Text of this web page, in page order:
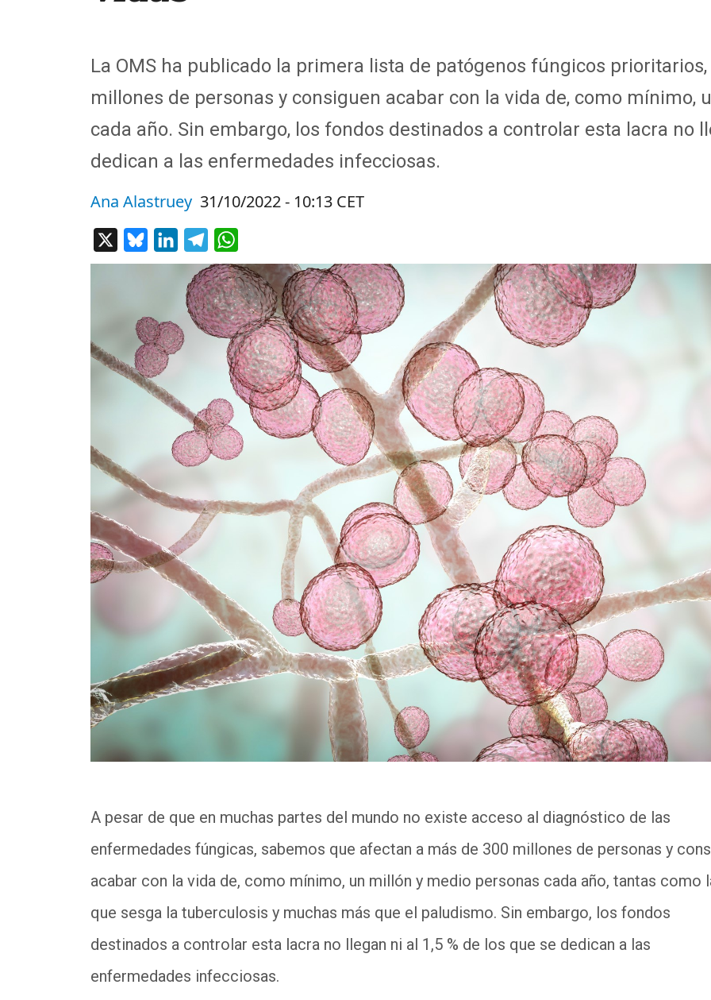
La OMS ha publicado la primera lista de patógenos fúngicos
millones de personas y consiguen acabar con la vida de, como mínimo,
cada año. Sin embargo, los fondos destinados a controlar esta lacra no
dedican a las enfermedades infecciosas.
Ana Alastruey 31/10/2022 - 10:13 CET
BlueskyLinkedInTelegram
A pesar de que en muchas partes del mundo no existe acceso al diagnóstico de las
enfermedades fúngicas, sabemos que afectan a más de 300 millones de personas y
acabar con la vida de, como mínimo, un millón y medio personas cada año, tantas como
que sesga la tuberculosis y muchas más que el paludismo. Sin embargo, los fondos
destinados a controlar esta lacra no llegan ni al 1,5 % de los que se dedican a las
enfermedades infecciosas.